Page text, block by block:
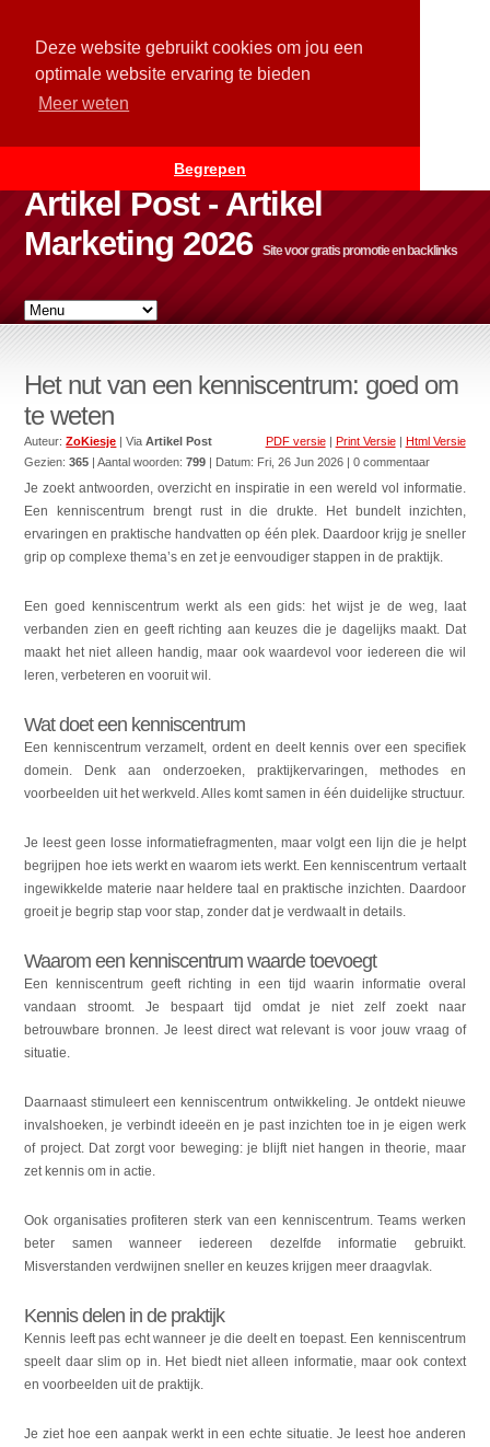
Deze website gebruikt cookies om jou een
optimale website ervaring te bieden
Meer weten
Begrepen
Artikel Post - Artikel
Marketing 2026
Site voor gratis promotie en backlinks
Het nut van een kenniscentrum: goed om
te weten
PDF versie| Print Versie| Html Versie
Auteur:ZoKiesje | ViaArtikel Post
Gezien:365 | Aantal woorden:799 | Datum: Fri, 26 Jun 2026 | 0 commentaar
Je zoekt antwoorden, overzicht en inspiratie in een wereld vol informatie.
Een kenniscentrum brengt rust in die drukte. Het bundelt inzichten,
ervaringen en praktische handvatten op één plek. Daardoor krijg je sneller
grip op complexe thema’s en zet je eenvoudiger stappen in de praktijk.
Een goed kenniscentrum werkt als een gids: het wijst je de weg, laat
verbanden zien en geeft richting aan keuzes die je dagelijks maakt. Dat
maakt het niet alleen handig, maar ook waardevol voor iedereen die wil
leren, verbeteren en vooruit wil.
Wat doet een kenniscentrum
Een kenniscentrum verzamelt, ordent en deelt kennis over een specifiek
domein. Denk aan onderzoeken, praktijkervaringen, methodes en
voorbeelden uit het werkveld. Alles komt samen in één duidelijke structuur.
Je leest geen losse informatiefragmenten, maar volgt een lijn die je helpt
begrijpen hoe iets werkt en waarom iets werkt. Een kenniscentrum vertaalt
ingewikkelde materie naar heldere taal en praktische inzichten. Daardoor
groeit je begrip stap voor stap, zonder dat je verdwaalt in details.
Waarom een kenniscentrum waarde toevoegt
Een kenniscentrum geeft richting in een tijd waarin informatie overal
vandaan stroomt. Je bespaart tijd omdat je niet zelf zoekt naar
betrouwbare bronnen. Je leest direct wat relevant is voor jouw vraag of
situatie.
Daarnaast stimuleert een kenniscentrum ontwikkeling. Je ontdekt nieuwe
invalshoeken, je verbindt ideeën en je past inzichten toe in je eigen werk
of project. Dat zorgt voor beweging: je blijft niet hangen in theorie, maar
zet kennis om in actie.
Ook organisaties profiteren sterk van een kenniscentrum. Teams werken
beter samen wanneer iedereen dezelfde informatie gebruikt.
Misverstanden verdwijnen sneller en keuzes krijgen meer draagvlak.
Kennis delen in de praktijk
Kennis leeft pas echt wanneer je die deelt en toepast. Een kenniscentrum
speelt daar slim op in. Het biedt niet alleen informatie, maar ook context
en voorbeelden uit de praktijk.
Je ziet hoe een aanpak werkt in een echte situatie. Je leest hoe anderen